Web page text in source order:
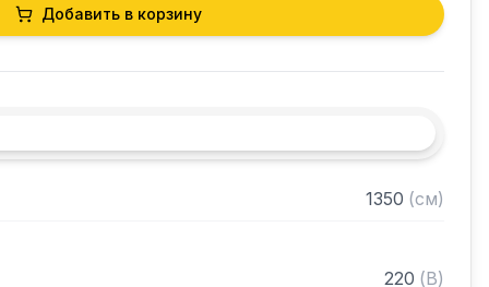
теплопритоками
дверь
Добавить в корзину
1350 (см)
220 (В)